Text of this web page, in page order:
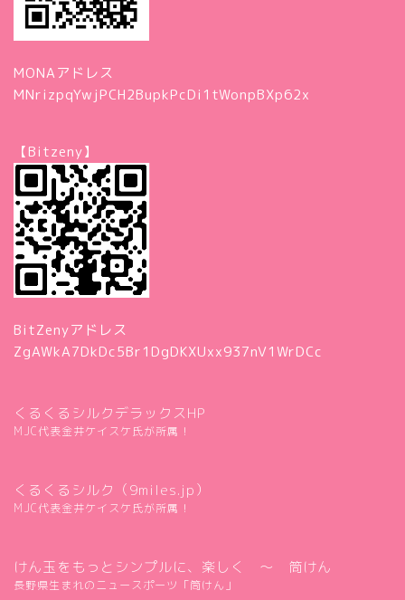
MONAアドレス
MNrizpqYwjPCH2BupkPcDi1tWonpBXp62x
【Bitzeny】
BitZenyアドレス
ZgAWkA7DkDc5Br1DgDKXUxx937nV1WrDCc
くるくるシルクデラックスHP
MJC代表金井ケイスケ氏が所属！
くるくるシルク（9miles.jp）
MJC代表金井ケイスケ氏が所属！
けん玉をもっとシンプルに、楽しく ～ 筒けん
長野県生まれのニュースポーツ「筒けん」